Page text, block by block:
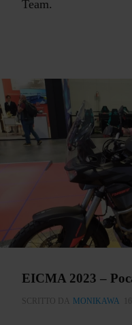
Team.
EICMA 2023 –
SCRITTO DA MONIKAWA